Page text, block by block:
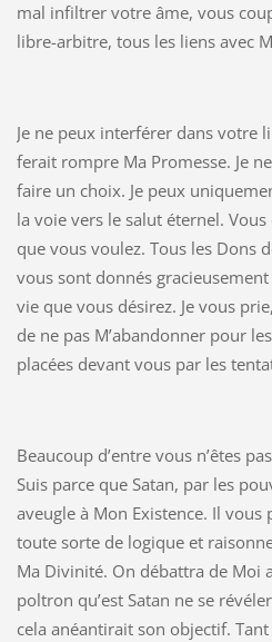
mal infiltrer votre âme, vous
libre-arbitre, tous les liens avec
Je ne peux interférer dans votre
ferait rompre Ma Promesse. Je
faire un choix. Je peux
la voie vers le salut éternel.
que vous voulez. Tous les Dons
vous sont donnés gracieusement
vie que vous désirez. Je vous
de ne pas M’abandonner pour
placées devant vous par les
Beaucoup d’entre vous n’êtes
Suis parce que Satan, par les
aveugle à Mon Existence. Il
toute sorte de logique et
Ma Divinité. On débattra de Moi
poltron qu’est Satan ne se
cela anéantirait son objectif.